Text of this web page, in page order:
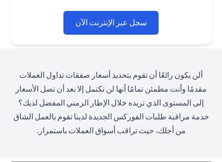
سجل عبر الإنترنت الآن
ألن يكون رائعًا أن تقوم بتحديد أسعار صفقات تداول العملات
مقدمًا وأنت مطمئن تمامًا أنها لن تكتمل إلا بعد أن تصل الأسعار
إلى المستوى الذي تريده خلال الإطار الزمني المفضل لديك؟
خدمة مراقبة طلبات الفوركس الجديدة لدينا تقوم بالعمل الشاق
من أجلك، حيث تراقب أسواق العملات باستمرار.